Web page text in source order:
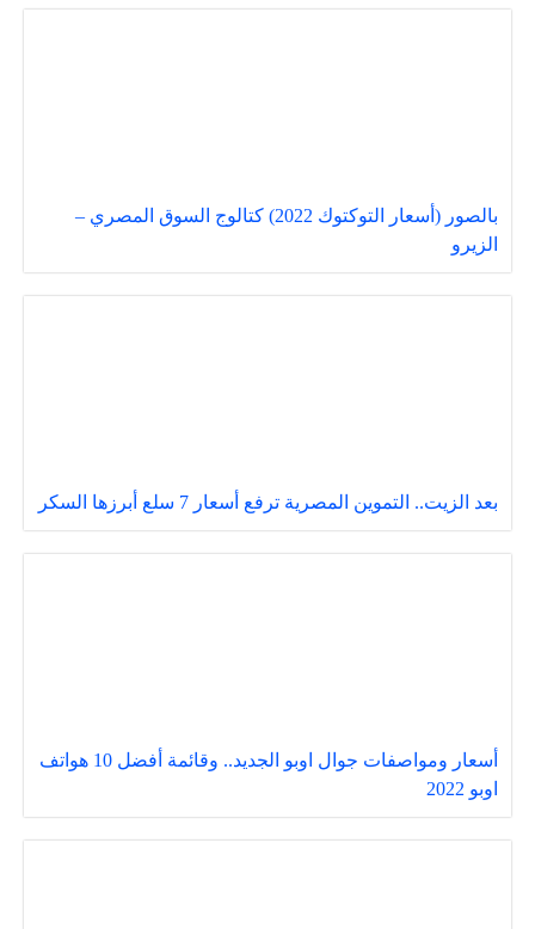
بالصور (أسعار التوكتوك 2022) كتالوج السوق المصري –
الزيرو
بعد الزيت.. التموين المصرية ترفع أسعار 7 سلع أبرزها السكر
أسعار ومواصفات جوال اوبو الجديد.. وقائمة أفضل 10 هواتف
اوبو 2022